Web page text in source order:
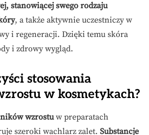
stanowiącej swego rodzaju
, a także aktywnie uczestniczy w
i regeneracji. Dzięki temu skóra
i zdrowy wygląd.
stosowania
w kosmetykach?
wzrostuw preparatach
szeroki wachlarz zalet. Substancje